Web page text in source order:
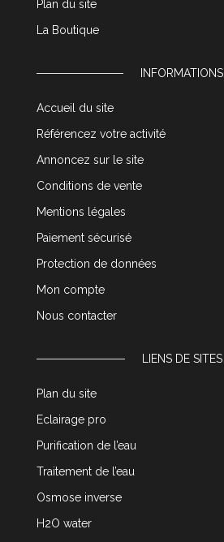
Plan du site
La Boutique
INFORMATIONS
Accueil du site
Référencez votre activité
Annoncez sur le site
Conditions de vente
Mentions légales
Paiement sécurisé
Protection de données
Mon compte
Nous contacter
LIENS DE SITES
Plan du site
Eclairage pro
Purification de l’eau
Traitement de l’eau
Osmose inverse
H2O water